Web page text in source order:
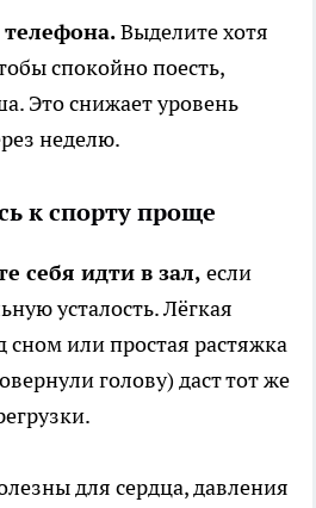
Выделите хотя
спокойно поесть,
Это снижает уровень
неделю.
к спорту проще
себя идти в зал, если
усталость. Лёгкая
сном или простая растяжка
голову) даст тот же
для сердца, давления